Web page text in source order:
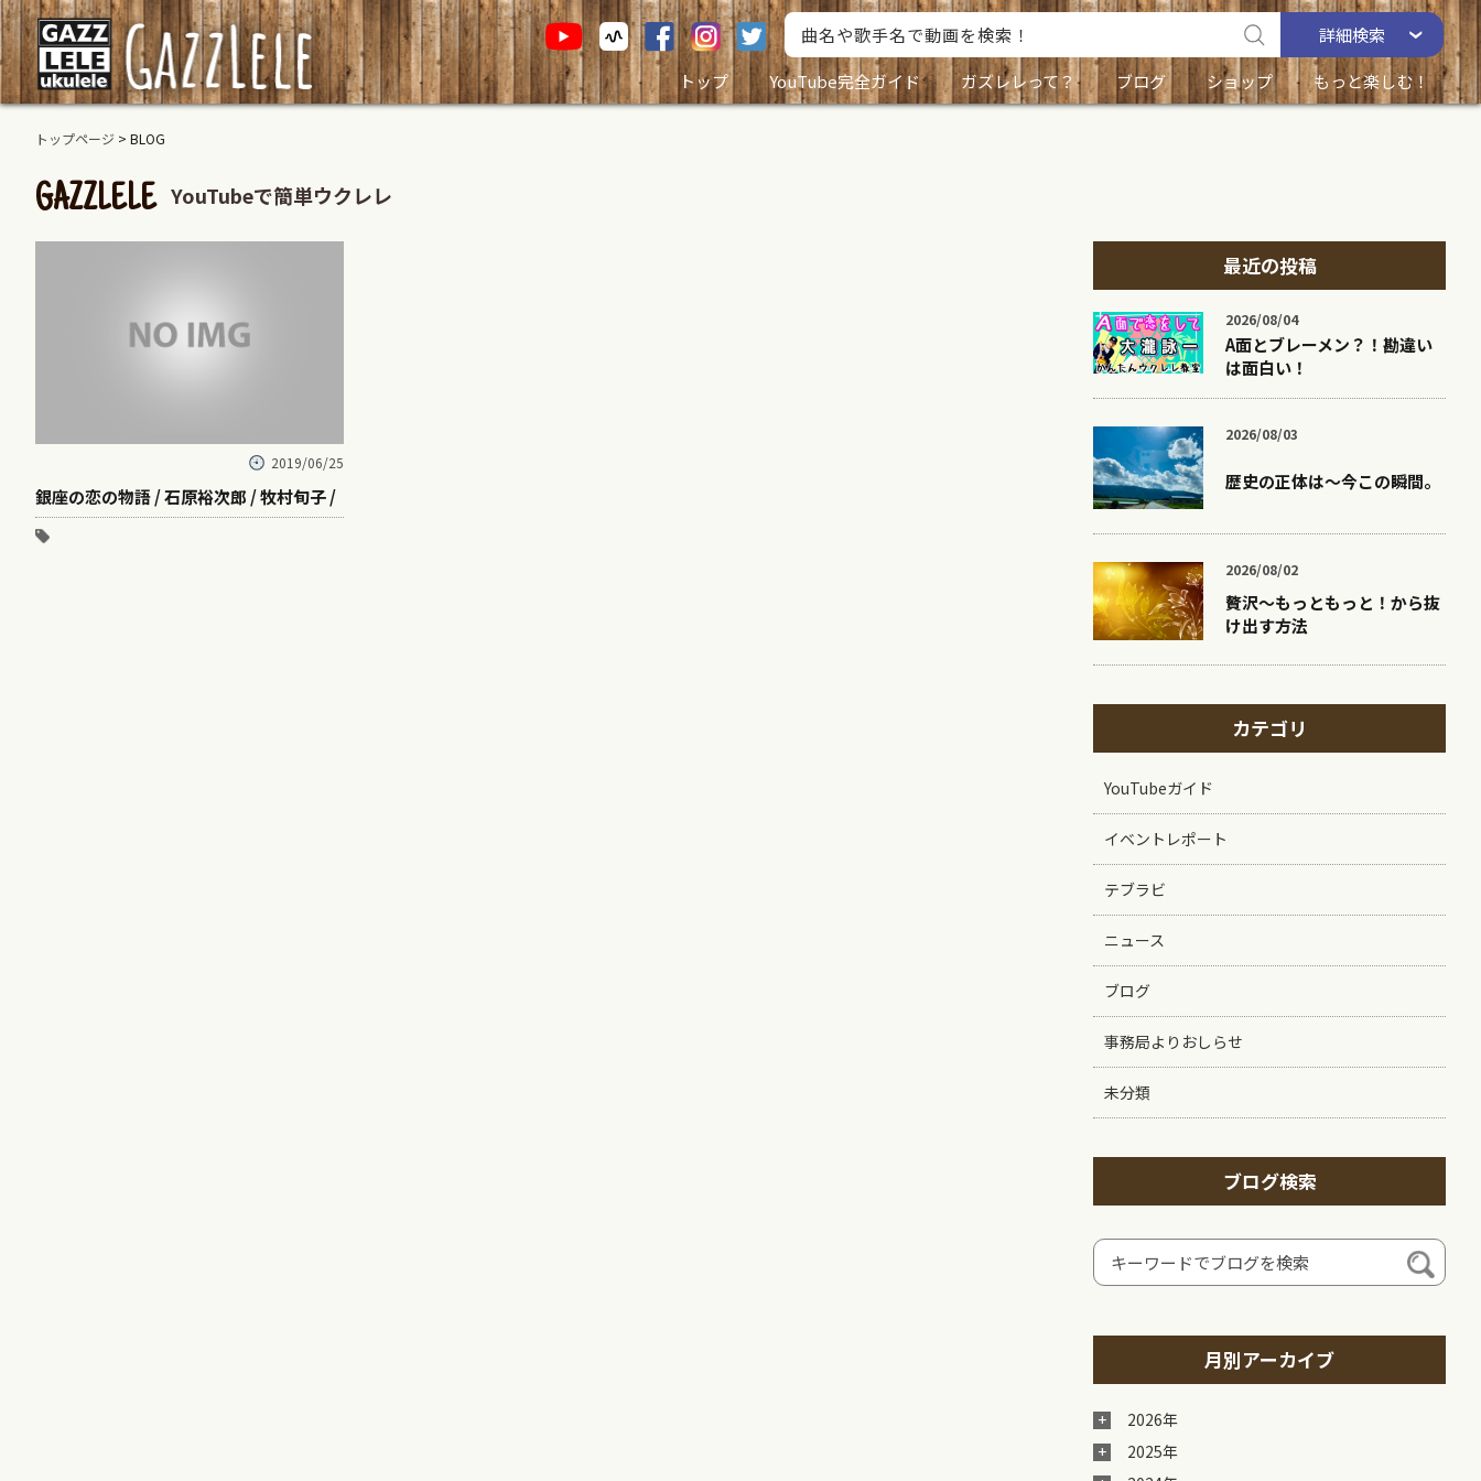
詳細検索
トップ
YouTube完全ガイド ガズレレって？ ブログ ショップ もっと楽しむ！
トップページ > BLOG
GAZZLELE YouTubeで簡単ウクレレ
2019/06/25
銀座の恋の物語 / 石原裕次郎 / 牧村旬子 /
最近の投稿
2026/08/04
A面とブレーメン？！勘違い
は面白い！
2026/08/03
歴史の正体は〜今この瞬間。
2026/08/02
贅沢〜もっともっと！から抜
け出す方法
カテゴリ
YouTubeガイド
イベントレポート
テブラビ
ニュース
ブログ
事務局よりおしらせ
未分類
ブログ検索
月別アーカイブ
2026年
2025年